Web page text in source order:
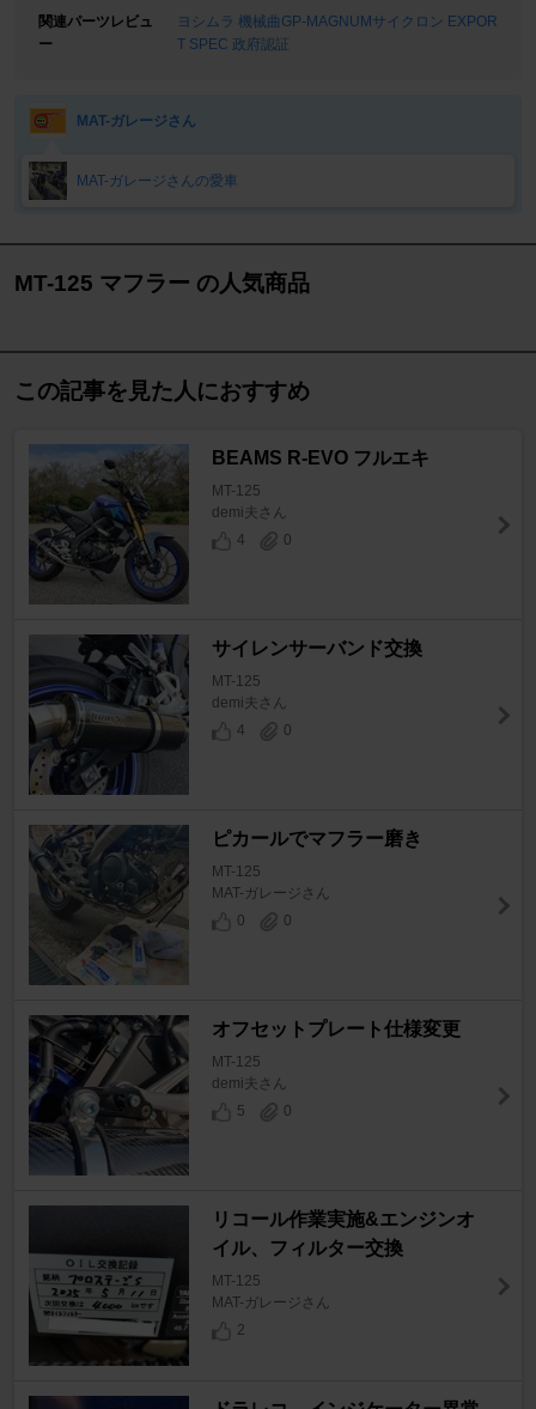
関連パーツレビュ
ー
ヨシムラ 機械曲GP-MAGNUMサイクロン EXPOR
T SPEC 政府認証
MAT-ガレージさん
MAT-ガレージさんの愛車
MT-125 マフラー の人気商品
この記事を見た人におすすめ
BEAMS R-EVO フルエキ
MT-125
demi夫さん
4
0
サイレンサーバンド交換
MT-125
demi夫さん
4
0
ピカールでマフラー磨き
MT-125
MAT-ガレージさん
0
0
オフセットプレート仕様変更
MT-125
demi夫さん
5
0
リコール作業実施&エンジンオ
イル、フィルター交換
MT-125
MAT-ガレージさん
2